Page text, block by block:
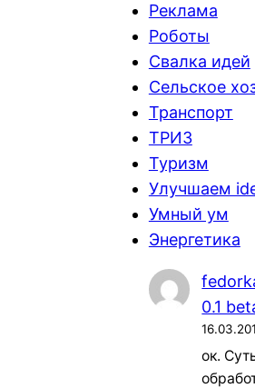
Реклама
Роботы
Свалка идей
Сельское
Транспорт
ТРИЗ
Туризм
Улучшаем
Умный ум
Энергетика
0.1
ок.